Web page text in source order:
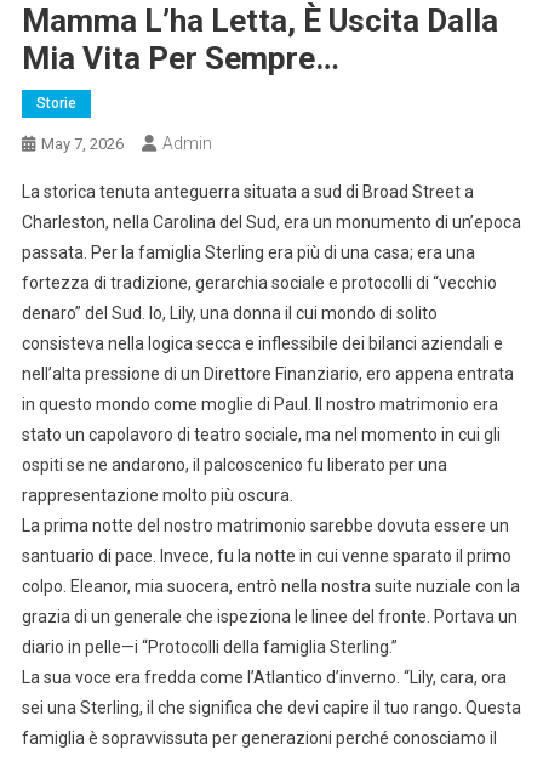
Mamma L’ha Letta, È Uscita Dalla
Mia Vita Per Sempre…
Storie
May 7, 2026 Admin
La storica tenuta anteguerra situata a sud di Broad Street a
Charleston, nella Carolina del Sud, era un monumento di un’epoca
passata. Per la famiglia Sterling era più di una casa; era una
fortezza di tradizione, gerarchia sociale e protocolli di “vecchio
denaro” del Sud. Io, Lily, una donna il cui mondo di solito
consisteva nella logica secca e inflessibile dei bilanci aziendali e
nell’alta pressione di un Direttore Finanziario, ero appena entrata
in questo mondo come moglie di Paul. Il nostro matrimonio era
stato un capolavoro di teatro sociale, ma nel momento in cui gli
ospiti se ne andarono, il palcoscenico fu liberato per una
rappresentazione molto più oscura.
La prima notte del nostro matrimonio sarebbe dovuta essere un
santuario di pace. Invece, fu la notte in cui venne sparato il primo
colpo. Eleanor, mia suocera, entrò nella nostra suite nuziale con la
grazia di un generale che ispeziona le linee del fronte. Portava un
diario in pelle—i “Protocolli della famiglia Sterling.”
La sua voce era fredda come l’Atlantico d’inverno. “Lily, cara, ora
sei una Sterling, il che significa che devi capire il tuo rango. Questa
famiglia è sopravvissuta per generazioni perché conosciamo il